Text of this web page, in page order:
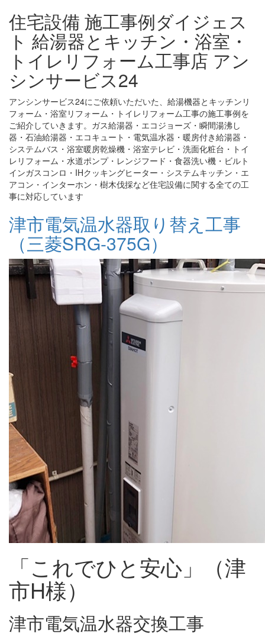
住宅設備 施工事例ダイジェス
ト 給湯器とキッチン・浴室・
トイレリフォーム工事店 アン
シンサービス24
アンシンサービス24にご依頼いただいた、給湯機器とキッチンリ
フォーム・浴室リフォーム・トイレリフォーム工事の施工事例を
ご紹介していきます。ガス給湯器・エコジョーズ・瞬間湯沸し
器・石油給湯器・エコキュート・電気温水器・暖房付き給湯器・
システムバス・浴室暖房乾燥機・浴室テレビ・洗面化粧台・トイ
レリフォーム・水道ポンプ・レンジフード・食器洗い機・ビルト
インガスコンロ・IHクッキングヒーター・システムキッチン・エ
アコン・インターホン・樹木伐採など住宅設備に関する全ての工
事に対応しています
津市電気温水器取り替え工事
（三菱SRG-375G）
「これでひと安心」（津
市H様）
津市電気温水器交換工事